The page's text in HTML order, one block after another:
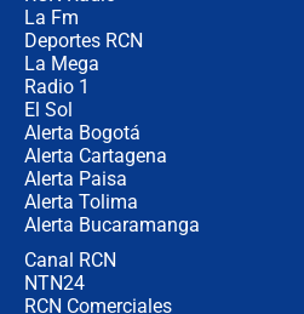
La Fm
Deportes RCN
La Mega
Radio 1
El Sol
Alerta Bogotá
Alerta Cartagena
Alerta Paisa
Alerta Tolima
Alerta Bucaramanga
Canal RCN
NTN24
RCN Comerciales